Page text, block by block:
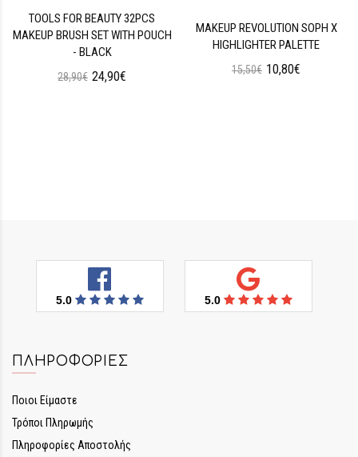
TOOLS FOR BEAUTY 32PCS
MAKEUP BRUSH SET WITH POUCH
- BLACK
28,90€ 24,90€
MAKEUP REVOLUTION SOPH X
HIGHLIGHTER PALETTE
15,50€ 10,80€
5.0 5.0
ΠΛΗΡΟΦΟΡΊΕΣ
Ποιοι Είμαστε
Τρόποι Πληρωμής
Πληροφορίες Αποστολής